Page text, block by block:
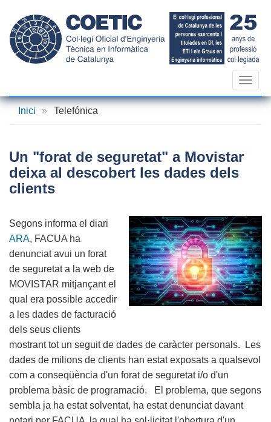
contingut
Inici
» Telefónica
Un "forat de seguretat" a Movistar
deixa al descobert les dades dels
clients
Segons informa el diari
ARA, FACUA ha
denunciat avui un forat
de seguretat a la web de
MOVISTAR mitjançant el
qual era possible accedir
a les dades de facturació
dels seus clients
mostrant tot un seguit de dades de caràcter personals. Les
dades de milions de clients han estat exposats a qualsevol
com a conseqüència d'un forat de seguretat i/o d'un
problema bàsic de programació. El problema, que segons
sembla ja ha estat solventat, ha estat denunciat davant